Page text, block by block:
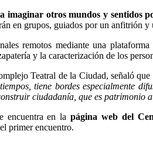
imaginar otros mundos y sentidos
en grupos, guiados por un anfitrión y
remotos mediante una
y la caracterización de los
Teatral de la Ciudad, señaló que
tiene bordes especialmente
ciudadanía, que es patrimonio
encuentra en lapágina web del
primer encuentro.